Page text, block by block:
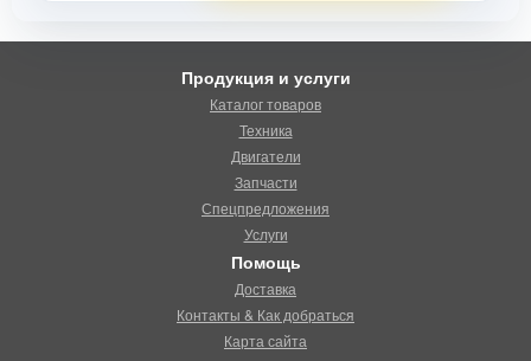
Продукция и услуги
Каталог товаров
Техника
Двигатели
Запчасти
Спецпредложения
Услуги
Помощь
Доставка
Контакты & Как добраться
Карта сайта